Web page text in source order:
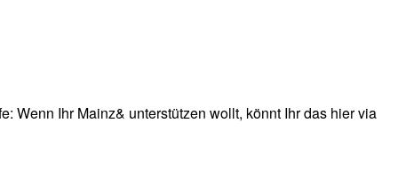
Wenn Ihr Mainz& unterstützen wollt, könnt Ihr das hier via